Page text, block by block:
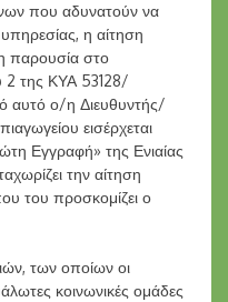
που αδυνατούν να
η αίτηση
παρουσία στο
2 της ΚΥΑ 53128/
αυτό ο/η Διευθυντής/
εισέρχεται
Εγγραφή» της Ενιαίας
την αίτηση
του προσκομίζει ο
των οποίων οι
κοινωνικές ομάδες